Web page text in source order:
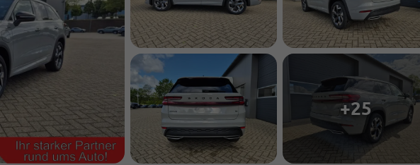
+25